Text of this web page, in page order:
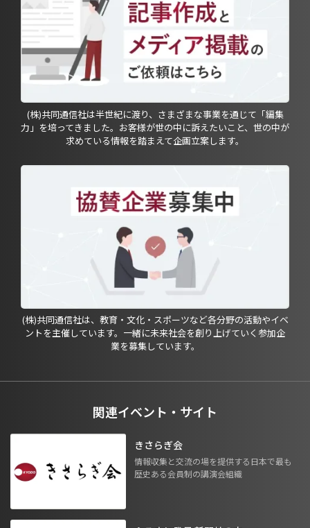
(株)共同通信社は半世紀に渡り、さまざまな事業を通じて「編集
力」を培ってきました。お客様が世の中に訴えたいこと、世の中が
求めている情報を踏まえて企画立案します。
(株)共同通信社は、教育・文化・スポーツなど各分野の活動やイベ
ントを主催しています。一緒に未来社会を創り上げていく参加企
業を募集しています。
関連イベント・サイト
きさらぎ会
情報収集と交流の場を提供する日本で最も
歴史ある会員制の講演会組織